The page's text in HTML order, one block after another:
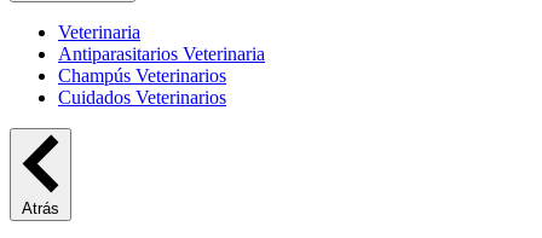
Veterinaria
Antiparasitarios Veterinaria
Champús Veterinarios
Cuidados Veterinarios
Atrás